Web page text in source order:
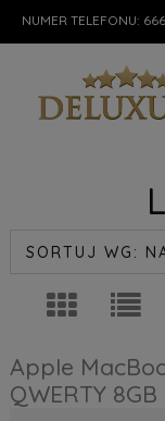
NUMER TELEFONU:
SORTUJ WG:
Apple
QWERTY